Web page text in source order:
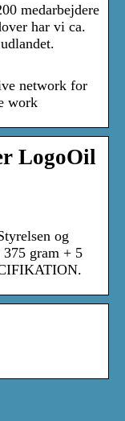
medarbejdere
har vi ca.
network for
work
LogoOil
og
gram + 5